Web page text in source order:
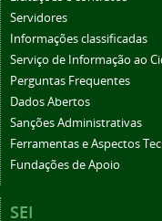
Servidores
Informações classificadas
Serviço de Informação ao
Perguntas Frequentes
Dados Abertos
Sanções Administrativas
Ferramentas e Aspectos
Fundações de Apoio
SEI